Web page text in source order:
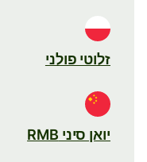
זלוטי פולני
יואן סיני RMB